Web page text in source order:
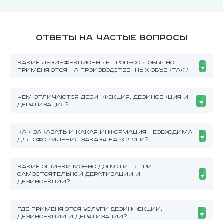
Ответы на частые вопросы
КАКИЕ ДЕЗИНФЕКЦИОННЫЕ ПРОЦЕССЫ ОБЫЧНО
ПРИМЕНЯЮТСЯ НА ПРОИЗВОДСТВЕННЫХ ОБЪЕКТАХ?
ЧЕМ ОТЛИЧАЮТСЯ ДЕЗИНФЕКЦИЯ, ДЕЗИНСЕКЦИЯ И
ДЕРАТИЗАЦИЯ?
КАК ЗАКАЗАТЬ И КАКАЯ ИНФОРМАЦИЯ НЕОБХОДИМА
ДЛЯ ОФОРМЛЕНИЯ ЗАКАЗА НА УСЛУГИ?
КАКИЕ ОШИБКИ МОЖНО ДОПУСТИТЬ ПРИ
САМОСТОЯТЕЛЬНОЙ ДЕРАТИЗАЦИИ И
ДЕЗИНСЕКЦИИ?
ГДЕ ПРИМЕНЯЮТСЯ УСЛУГИ ДЕЗИНФЕКЦИИ,
ДЕЗИНСЕКЦИИ И ДЕРАТИЗАЦИИ?